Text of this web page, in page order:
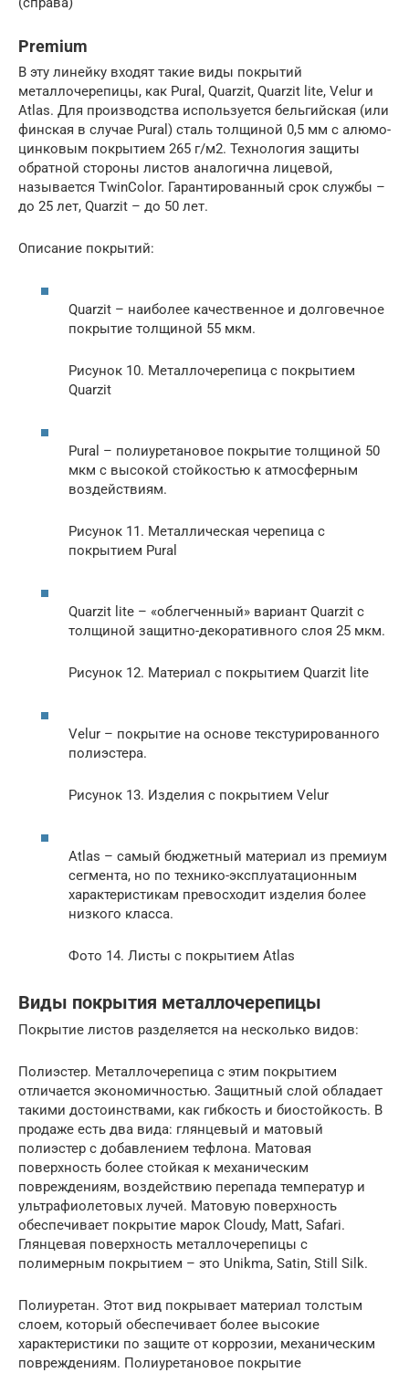
Premium
В эту линейку входят такие виды покрытий
металлочерепицы, как Pural, Quarzit, Quarzit lite, Velur и
Atlas. Для производства используется бельгийская (или
финская в случае Pural) сталь толщиной 0,5 мм с алюмо-
цинковым покрытием 265 г/м2. Технология защиты
обратной стороны листов аналогична лицевой,
называется TwinColor. Гарантированный срок службы –
до 25 лет, Quarzit – до 50 лет.
Описание покрытий:
Quarzit – наиболее качественное и долговечное
покрытие толщиной 55 мкм.
Рисунок 10. Металлочерепица с покрытием
Quarzit
Pural – полиуретановое покрытие толщиной 50
мкм с высокой стойкостью к атмосферным
воздействиям.
Рисунок 11. Металлическая черепица с
покрытием Pural
Quarzit lite – «облегченный» вариант Quarzit с
толщиной защитно-декоративного слоя 25 мкм.
Рисунок 12. Материал с покрытием Quarzit lite
Velur – покрытие на основе текстурированного
полиэстера.
Рисунок 13. Изделия с покрытием Velur
Atlas – самый бюджетный материал из премиум
сегмента, но по технико-эксплуатационным
характеристикам превосходит изделия более
низкого класса.
Фото 14. Листы с покрытием Atlas
Виды покрытия металлочерепицы
Покрытие листов разделяется на несколько видов:
Полиэстер. Металлочерепица с этим покрытием
отличается экономичностью. Защитный слой обладает
такими достоинствами, как гибкость и биостойкость. В
продаже есть два вида: глянцевый и матовый
полиэстер с добавлением тефлона. Матовая
поверхность более стойкая к механическим
повреждениям, воздействию перепада температур и
ультрафиолетовых лучей. Матовую поверхность
обеспечивает покрытие марок Cloudy, Matt, Safari.
Глянцевая поверхность металлочерепицы с
полимерным покрытием – это Unikma, Satin, Still Silk.
Полиуретан. Этот вид покрывает материал толстым
слоем, который обеспечивает более высокие
характеристики по защите от коррозии, механическим
повреждениям. Полиуретановое покрытие